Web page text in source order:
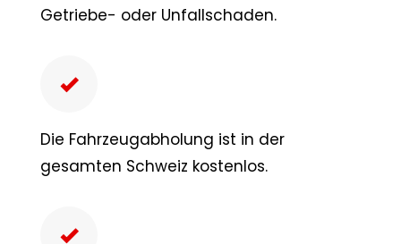
Getriebe- oder Unfallschaden.
Die Fahrzeugabholung ist in der
gesamten Schweiz kostenlos.